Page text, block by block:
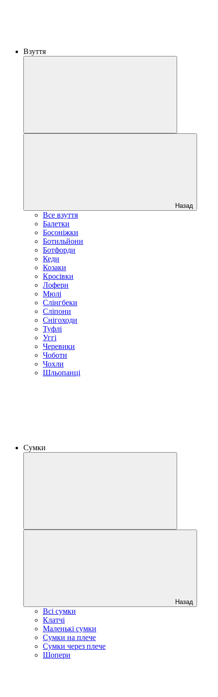
Взуття
Назад
Все взуття
Балетки
Босоніжки
Ботильйони
Ботфорди
Кеди
Козаки
Кросівки
Лофери
Мюлі
Слінгбеки
Сліпони
Снігоходи
Туфлі
Уггі
Черевики
Чоботи
Чохли
Шльопанці
Сумки
Назад
Всі сумки
Клатчі
Маленькі сумки
Сумки на плече
Сумки через плече
Шопери